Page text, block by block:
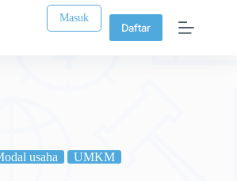
Masuk
Daftar
usaha UMKM